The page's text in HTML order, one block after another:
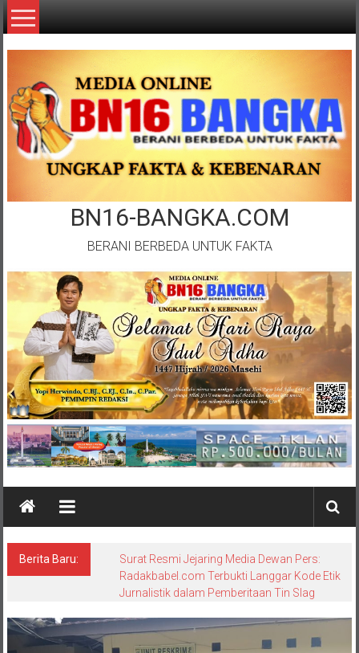
Lompat
ke
BN16-BANGKA.COM
BERANI BERBEDA UNTUK FAKTA
Berita Baru:
Surat Resmi Jejaring Media Dewan Pers:
Radakbabel.com Terbukti Langgar Kode Etik
Jurnalistik dalam Pemberitaan Tin Slag